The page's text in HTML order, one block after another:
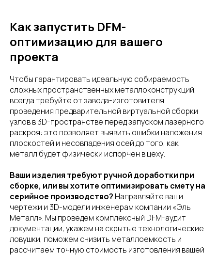
Как запустить DFM-
оптимизацию для вашего
проекта
Чтобы гарантировать идеальную собираемость
сложных пространственных металлоконструкций,
всегда требуйте от завода-изготовителя
проведения предварительной виртуальной сборки
узлов в 3D-пространстве перед запуском лазерного
раскроя: это позволяет выявить ошибки наложения
плоскостей и несовпадения осей до того, как
металл будет физически испорчен в цеху.
Ваши изделия требуют ручной доработки при
сборке, или вы хотите оптимизировать смету на
серийное производство? Направляйте ваши
чертежи и 3D-модели инженерам компании «Эль
Металл». Мы проведем комплексный DFM-аудит
документации, укажем на скрытые технологические
ловушки, поможем снизить металлоемкость и
рассчитаем точную стоимость изготовления вашей